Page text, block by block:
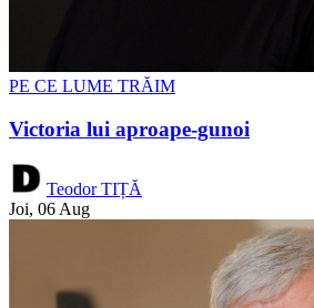
PE CE LUME TRĂIM
Victoria lui aproape-gunoi
Teodor TIȚĂ
Joi, 06 Aug